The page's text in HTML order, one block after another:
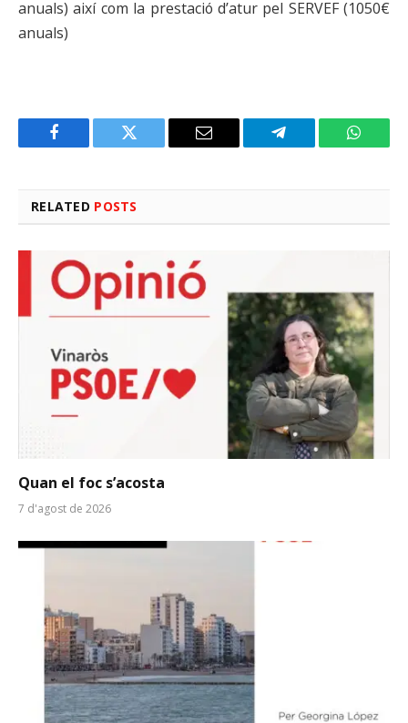
anuals) així com la prestació d’atur pel SERVEF (1050€
anuals)
Facebook Twitter Email Telegram
RELATED POSTS
Quan el foc s’acosta
7 d'agost de 2026